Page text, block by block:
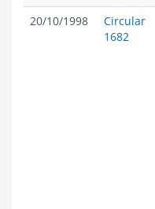
20/10/1998
Circular
1682